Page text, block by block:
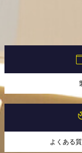
よくある